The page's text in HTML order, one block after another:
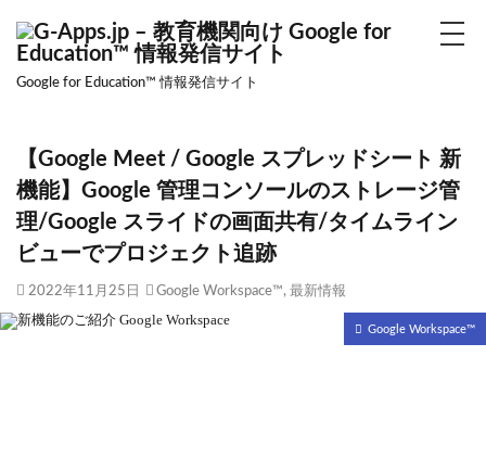
Google for Education™ 情報発信サイト
【Google Meet / Google スプレッドシート 新
機能】Google 管理コンソールのストレージ管
理/Google スライドの画面共有/タイムライン
ビューでプロジェクト追跡
2022年11月25日 Google Workspace™, 最新情報
Google Workspace™